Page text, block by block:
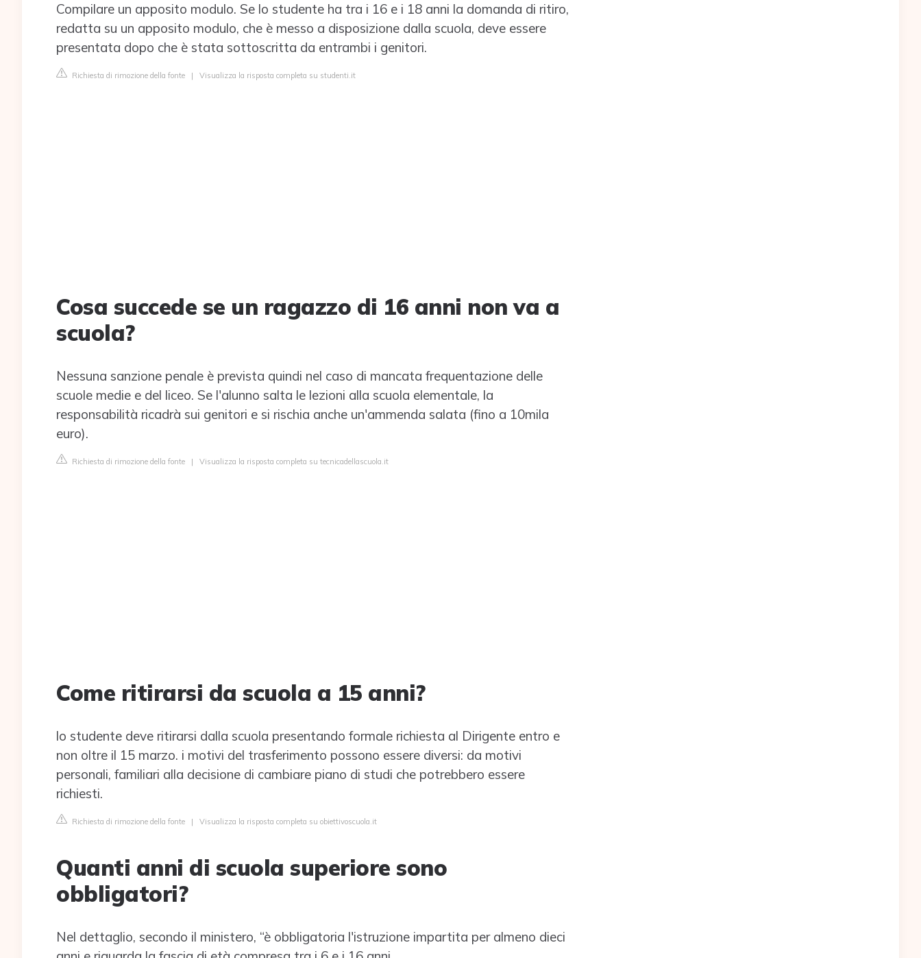
Compilare un apposito modulo. Se lo studente ha tra i 16 e i 18 anni la domanda di ritiro,
redatta su un apposito modulo, che è messo a disposizione dalla scuola, deve essere
presentata dopo che è stata sottoscritta da entrambi i genitori.
Richiesta di rimozione della fonte | Visualizza la risposta completa su studenti.it
Cosa succede se un ragazzo di 16 anni non va a
scuola?
Nessuna sanzione penale è prevista quindi nel caso di mancata frequentazione delle
scuole medie e del liceo. Se l'alunno salta le lezioni alla scuola elementale, la
responsabilità ricadrà sui genitori e si rischia anche un'ammenda salata (fino a 10mila
euro).
Richiesta di rimozione della fonte | Visualizza la risposta completa su tecnicadellascuola.it
Come ritirarsi da scuola a 15 anni?
lo studente deve ritirarsi dalla scuola presentando formale richiesta al Dirigente entro e
non oltre il 15 marzo. i motivi del trasferimento possono essere diversi: da motivi
personali, familiari alla decisione di cambiare piano di studi che potrebbero essere
richiesti.
Richiesta di rimozione della fonte | Visualizza la risposta completa su obiettivoscuola.it
Quanti anni di scuola superiore sono
obbligatori?
Nel dettaglio, secondo il ministero, “è obbligatoria l'istruzione impartita per almeno dieci